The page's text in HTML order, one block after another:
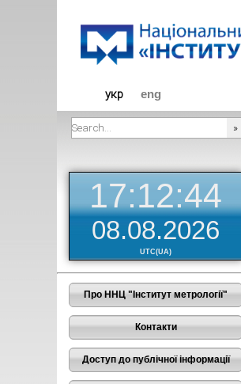
укр eng
17:12:45
08.08.2026
UTC(UA)
Про ННЦ "Інститут метрології"
Контакти
Доступ до публічної інформації